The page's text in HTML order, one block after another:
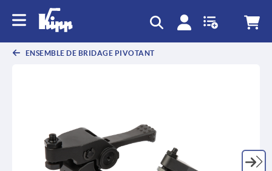
ENSEMBLE DE BRIDAGE PIVOTANT